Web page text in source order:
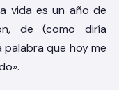
vida es un año de
de (como diría
palabra que hoy me